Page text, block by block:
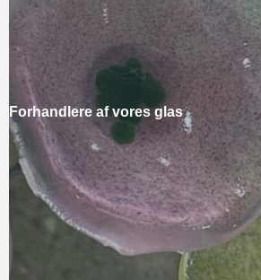
Forhandlere af vores glas